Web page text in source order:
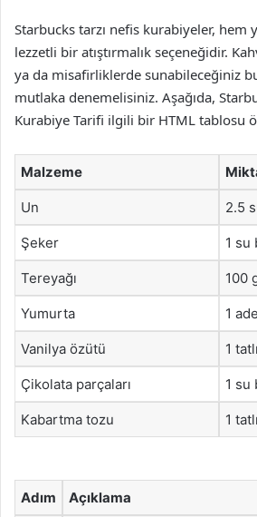
Starbucks tarzı nefis kurabiyeler, hem
lezzetli bir atıştırmalık seçeneğidir.
ya da misafirliklerde sunabileceğiniz
mutlaka denemelisiniz. Aşağıda,
Kurabiye Tarifi ilgili bir HTML tablosu
Malzeme
Un 2.5
Şeker 1 su
Tereyağı 100
Yumurta 1
Vanilya özütü 1
Çikolata parçaları 1 su
Kabartma tozu 1
Adım Açıklama